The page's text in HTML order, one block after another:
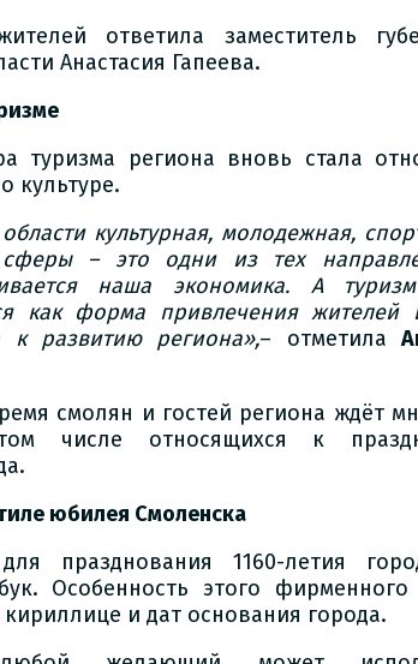
ответила заместитель
Анастасия Гапеева.
туризма региона вновь стала
культуре.
культурная, молодежная,
сферы – это одни из тех
наша экономика. А
как форма привлечения жителей
к развитию региона»,– отметила
смолян и гостей региона ждёт
числе относящихся к
юбилея Смоленска
празднования 1160-летия
Особенность этого
и дат основания города.